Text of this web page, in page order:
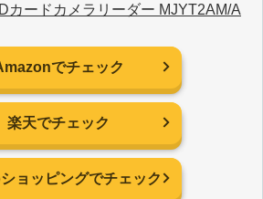
カードカメラリーダー MJYT2AM/A
でチェック
楽天でチェック
ョッピングでチェック